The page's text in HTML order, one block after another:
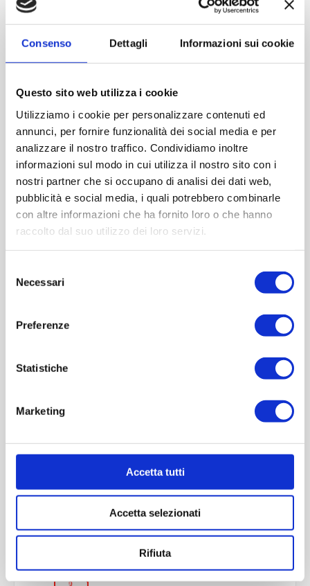
Consenso Dettagli Informazioni sui cookie
Questo sito web utilizza i cookie
Utilizziamo i cookie per personalizzare contenuti ed
annunci, per fornire funzionalità dei social media e per
analizzare il nostro traffico. Condividiamo inoltre
informazioni sul modo in cui utilizza il nostro sito con i
nostri partner che si occupano di analisi dei dati web,
pubblicità e social media, i quali potrebbero combinarle
con altre informazioni che ha fornito loro o che hanno
raccolto dal suo utilizzo dei loro servizi.
delNecessari
Preferenze
Statistiche
Marketing
Accetta tutti
Accetta selezionati
Rifiuta
Contattaci
Capacità (ml):540
Diametro (mm):76
Quantità per imballo (ordine minimo 1 collo):1575
Cod.: VCP503
Please select the address you want to ship to
OVERVIEW
REVIEWS